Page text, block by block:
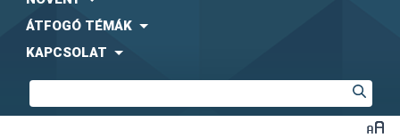
ÁTFOGÓ TÉMÁK
KAPCSOLAT